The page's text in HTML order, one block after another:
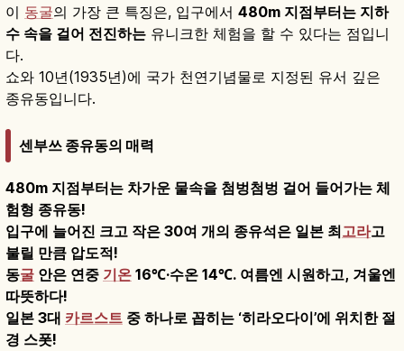
이 동굴의 가장 큰 특징은, 입구에서 480m 지점부터는 지하
수 속을 걸어 전진하는 유니크한 체험을 할 수 있다는 점입니
다.
쇼와 10년(1935년)에 국가 천연기념물로 지정된 유서 깊은
종유동입니다.
센부쓰 종유동의 매력
480m 지점부터는 차가운 물속을 첨벙첨벙 걸어 들어가는 체
험형 종유동!
입구에 늘어진 크고 작은 30여 개의 종유석은 일본 최고라고
불릴 만큼 압도적!
동굴 안은 연중 기온 16℃·수온 14℃. 여름엔 시원하고, 겨울엔
따뜻하다!
일본 3대 카르스트 중 하나로 꼽히는 ‘히라오다이’에 위치한 절
경 스폿!